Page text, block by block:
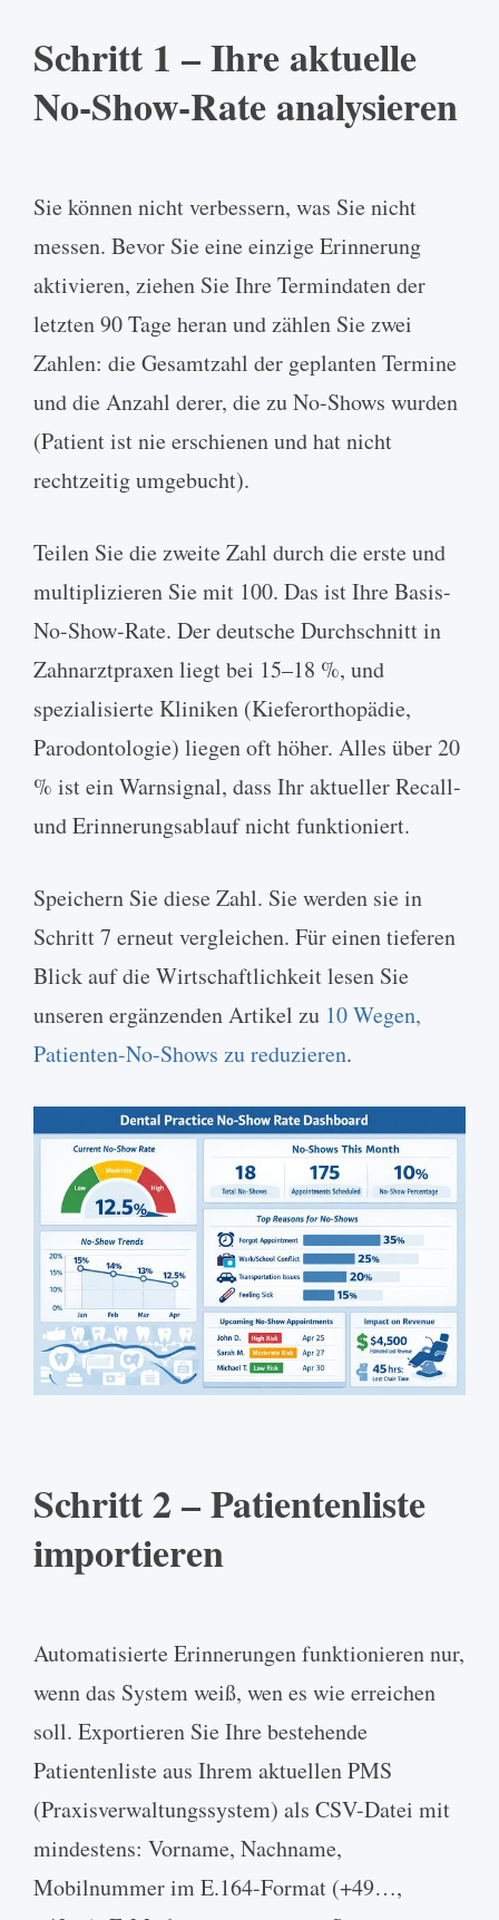
Schritt 1 – Ihre aktuelle
No-Show-Rate analysieren
Sie können nicht verbessern, was Sie nicht
messen. Bevor Sie eine einzige Erinnerung
aktivieren, ziehen Sie Ihre Termindaten der
letzten 90 Tage heran und zählen Sie zwei
Zahlen: die Gesamtzahl der geplanten Termine
und die Anzahl derer, die zu No-Shows wurden
(Patient ist nie erschienen und hat nicht
rechtzeitig umgebucht).
Teilen Sie die zweite Zahl durch die erste und
multiplizieren Sie mit 100. Das ist Ihre Basis-
No-Show-Rate. Der deutsche Durchschnitt in
Zahnarztpraxen liegt bei 15–18 %, und
spezialisierte Kliniken (Kieferorthopädie,
Parodontologie) liegen oft höher. Alles über 20
% ist ein Warnsignal, dass Ihr aktueller Recall-
und Erinnerungsablauf nicht funktioniert.
Speichern Sie diese Zahl. Sie werden sie in
Schritt 7 erneut vergleichen. Für einen tieferen
Blick auf die Wirtschaftlichkeit lesen Sie
unseren ergänzenden Artikel zu 10 Wegen,
Patienten-No-Shows zu reduzieren.
Schritt 2 – Patientenliste
importieren
Automatisierte Erinnerungen funktionieren nur,
wenn das System weiß, wen es wie erreichen
soll. Exportieren Sie Ihre bestehende
Patientenliste aus Ihrem aktuellen PMS
(Praxisverwaltungssystem) als CSV-Datei mit
mindestens: Vorname, Nachname,
Mobilnummer im E.164-Format (+49…,